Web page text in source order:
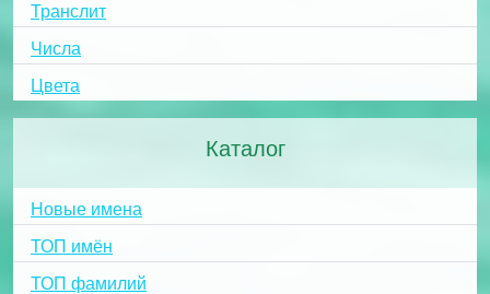
Транслит
Числа
Цвета
Каталог
Новые имена
ТОП имён
ТОП фамилий